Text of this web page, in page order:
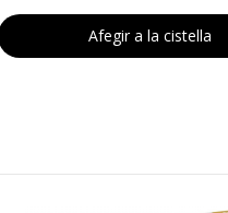
Afegir a la cistella